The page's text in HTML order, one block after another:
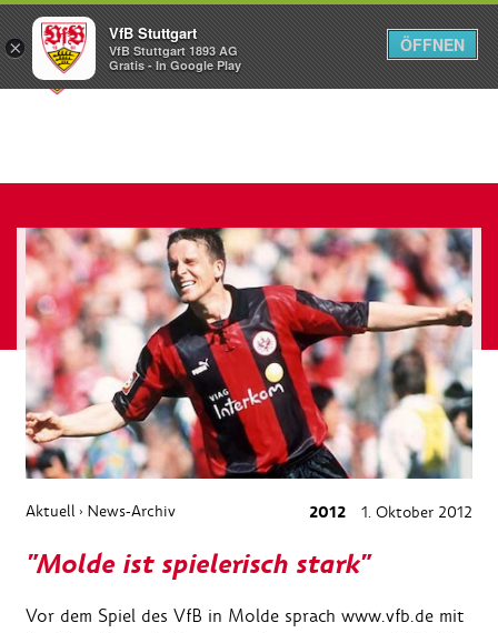
Menü
Aktuell › News-Archiv 2012 1. Oktober 2012
"Molde ist spielerisch stark"
Vor dem Spiel des VfB in Molde sprach www.vfb.de mit
×
VfB Stuttgart
VfB Stuttgart 1893 AG
Gratis - In Google Play
ÖFFNEN